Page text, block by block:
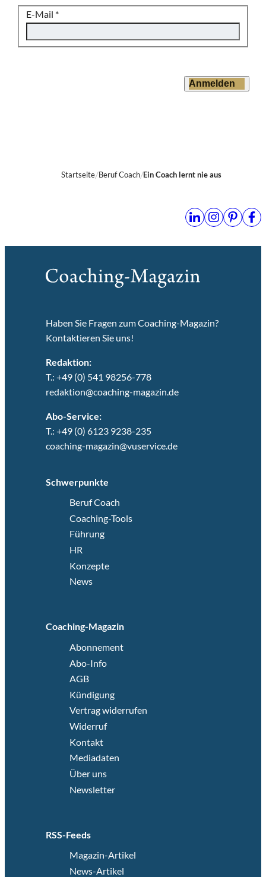
E-Mail *
Anmelden
Startseite Beruf Coach Ein Coach lernt nie aus
Haben Sie Fragen zum Coaching-Magazin?
Kontaktieren Sie uns!
Redaktion:
T.: +49 (0) 541 98256-778
redaktion@coaching-magazin.de
Abo-Service:
T.: +49 (0) 6123 9238-235
coaching-magazin@vuservice.de
Schwerpunkte
Beruf Coach
Coaching-Tools
Führung
HR
Konzepte
News
Coaching-Magazin
Abonnement
Abo-Info
AGB
Kündigung
Vertrag widerrufen
Widerruf
Kontakt
Mediadaten
Über uns
Newsletter
RSS-Feeds
Magazin-Artikel
News-Artikel